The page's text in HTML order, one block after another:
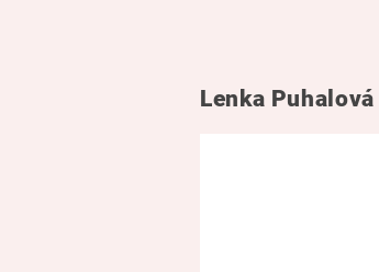
Lenka Puhalová